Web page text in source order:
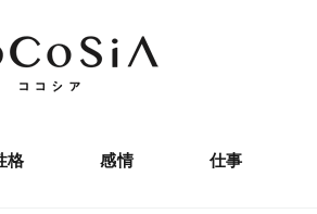
格 感情 仕事